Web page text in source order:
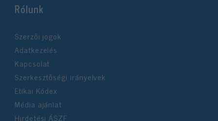
Rólunk
Szerzői jogok
Adatkezelés
Kapcsolat
Szerkesztőségi irányelvek
Etikai Kódex
Média ajánlat
Hirdetési ÁSZF